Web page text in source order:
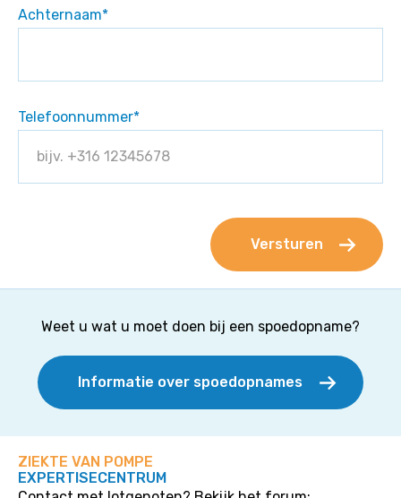
Achternaam*
Telefoonnummer*
Weet u wat u moet doen bij een spoedopname?
Informatie over spoedopnames
ZIEKTE VAN POMPE
EXPERTISECENTRUM